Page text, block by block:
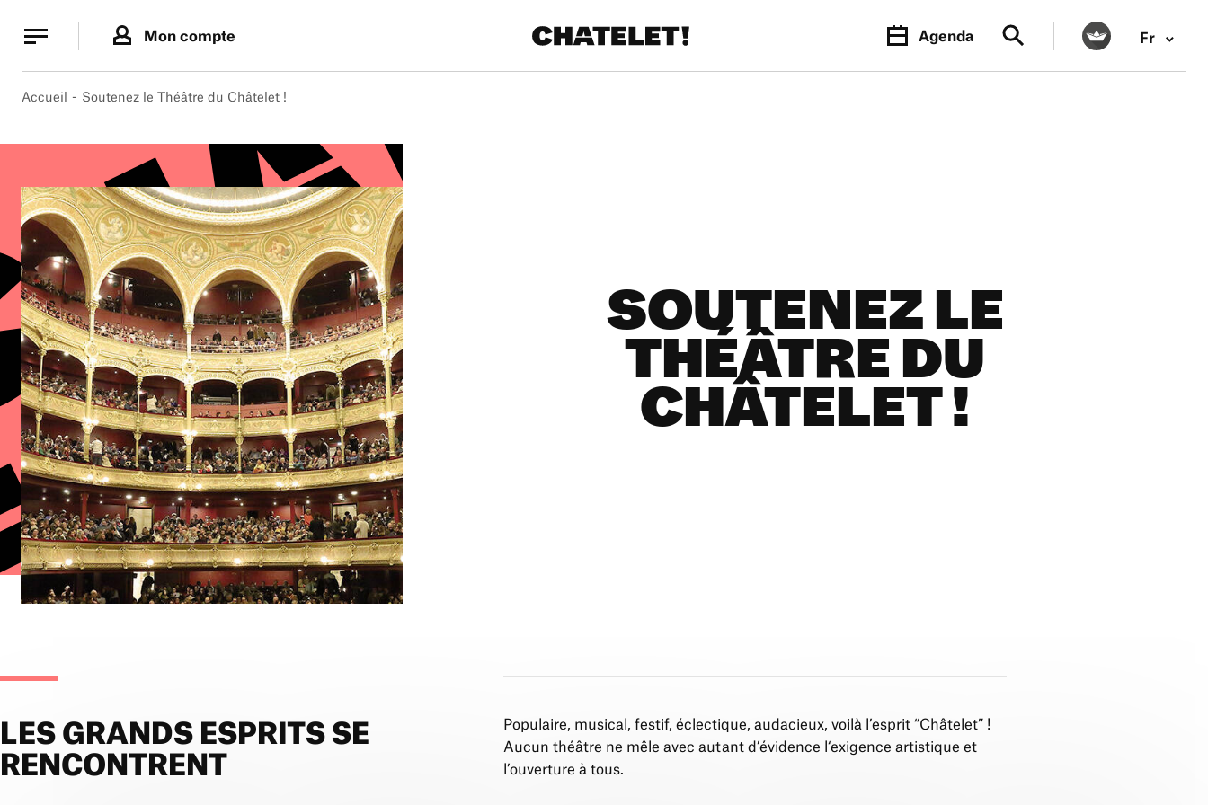
Mon compte Agenda Fr
Accueil Soutenez le Théâtre du Châtelet !
SOUTENEZ LE
THÉÂTRE DU
CHÂTELET !
LES GRANDS ESPRITS SE
RENCONTRENT
Populaire, musical, festif, éclectique, audacieux, voilà l’esprit “Châtelet” !
Aucun théâtre ne mêle avec autant d’évidence l‘exigence artistique et
l’ouverture à tous.